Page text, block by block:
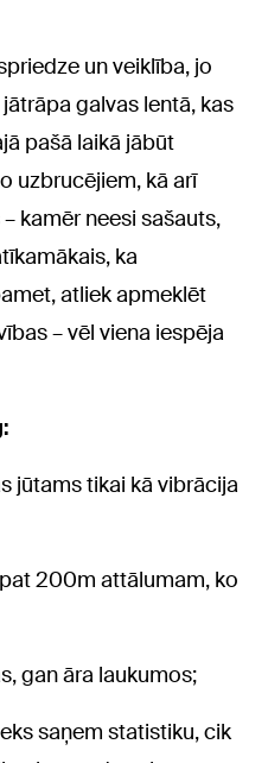
un veiklība, jo
galvas lentā, kas
pašā laikā jābūt
uzbrucējiem, kā arī
kamēr neesi sašauts,
ka
atliek apmeklēt
– vēl viena iespēja
jūtams tikai kā vibrācija
200m attālumam, ko
gan āra laukumos;
saņem statistiku, cik